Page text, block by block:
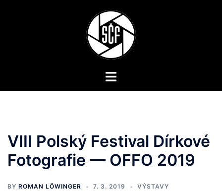
Toggle
VIII Polský Festival Dírkové
Fotografie — OFFO 2019
BY ROMAN LÖWINGER 7. 3. 2019 VÝSTAVY